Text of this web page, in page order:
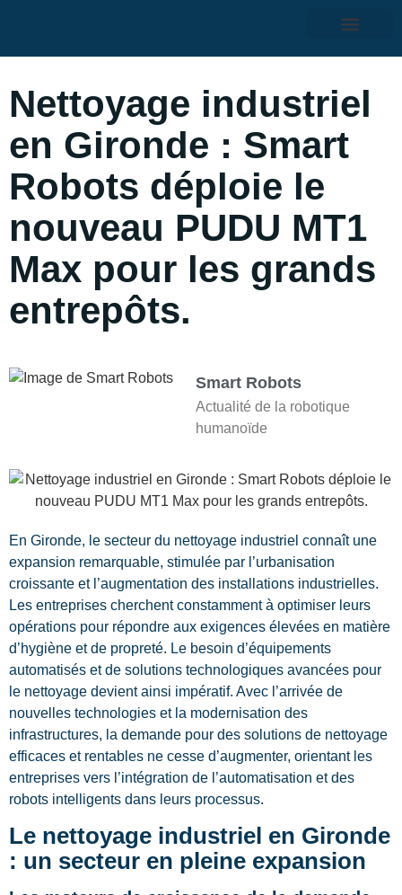
Nettoyage industriel
en Gironde : Smart
Robots déploie le
nouveau PUDU MT1
Max pour les grands
entrepôts.
Smart Robots
Actualité de la robotique
humanoïde
En Gironde, le secteur du nettoyage industriel connaît une
expansion remarquable, stimulée par l’urbanisation
croissante et l’augmentation des installations industrielles.
Les entreprises cherchent constamment à optimiser leurs
opérations pour répondre aux exigences élevées en matière
d’hygiène et de propreté. Le besoin d’équipements
automatisés et de solutions technologiques avancées pour
le nettoyage devient ainsi impératif. Avec l’arrivée de
nouvelles technologies et la modernisation des
infrastructures, la demande pour des solutions de nettoyage
efficaces et rentables ne cesse d’augmenter, orientant les
entreprises vers l’intégration de l’automatisation et des
robots intelligents dans leurs processus.
Le nettoyage industriel en Gironde
: un secteur en pleine expansion